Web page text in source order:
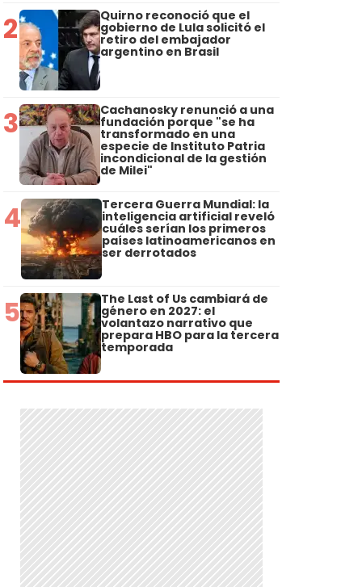
2 Quirno reconoció que el
gobierno de Lula solicitó el
retiro del embajador
argentino en Brasil
3 Cachanosky renunció a una
fundación porque "se ha
transformado en una
especie de Instituto Patria
incondicional de la gestión
de Milei"
4 Tercera Guerra Mundial: la
inteligencia artificial reveló
cuáles serían los primeros
países latinoamericanos en
ser derrotados
5 The Last of Us cambiará de
género en 2027: el
volantazo narrativo que
prepara HBO para la tercera
temporada